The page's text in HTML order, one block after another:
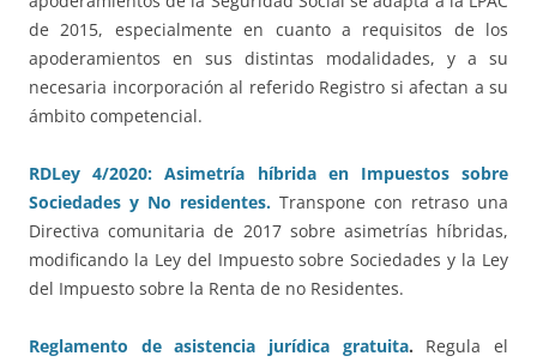
de 2015, especialmente en cuanto a requisitos de los
apoderamientos en sus distintas modalidades, y a su
necesaria incorporación al referido Registro si afectan a su
ámbito competencial.
RDLey 4/2020: Asimetría híbrida en Impuestos sobre
Sociedades y No residentes. Transpone con retraso una
Directiva comunitaria de 2017 sobre asimetrías híbridas,
modificando la Ley del Impuesto sobre Sociedades y la Ley
del Impuesto sobre la Renta de no Residentes.
Reglamento de asistencia jurídica gratuita. Regula el